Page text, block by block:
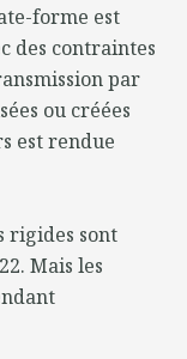
forme est
des contraintes
par
ou créées
est rendue
rigides sont
Mais les